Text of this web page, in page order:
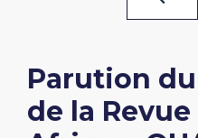
Parution
de la